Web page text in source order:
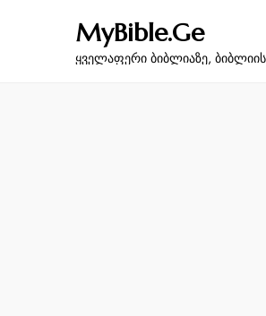
MyBible.Ge
ყველაფერი ბიბლიაზე,